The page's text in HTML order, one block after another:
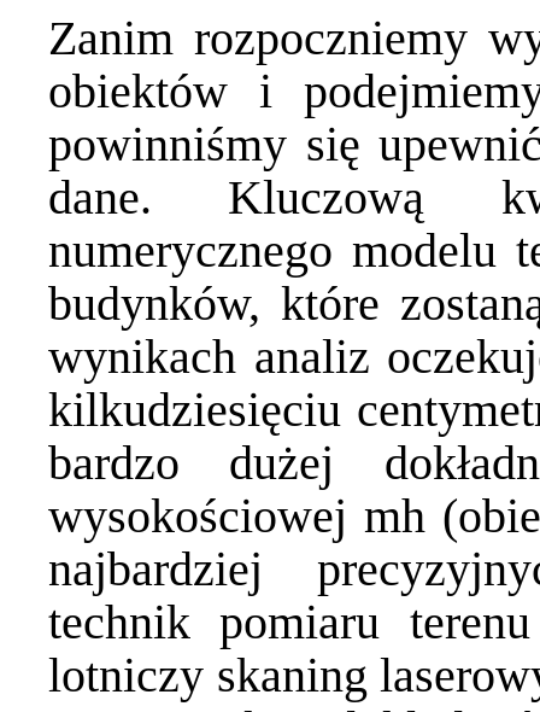
Zanim rozpoczniemy
obiektów i
powinniśmy się
dane. Kluczową
numerycznego modelu
budynków, które
wynikach analiz
kilkudziesięciu
bardzo dużej
wysokościowej mh
najbardziej
technik pomiaru
lotniczy skaning